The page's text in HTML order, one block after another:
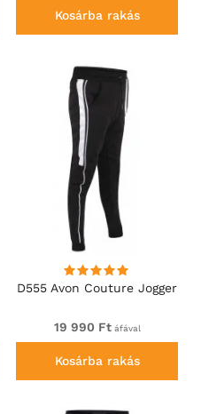
Kosárba rakás
D555 Avon Couture Jogger
19 990 Ftáfával
Kosárba rakás